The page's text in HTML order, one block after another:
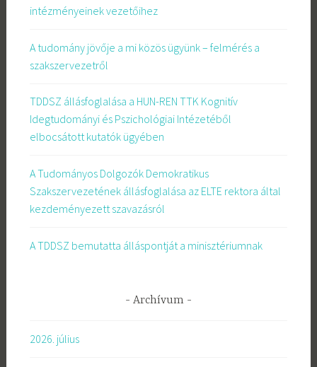
intézményeinek vezetőihez
A tudomány jövője a mi közös ügyünk – felmérés a
szakszervezetről
TDDSZ állásfoglalása a HUN-REN TTK Kognitív
Idegtudományi és Pszichológiai Intézetéből
elbocsátott kutatók ügyében
A Tudományos Dolgozók Demokratikus
Szakszervezetének állásfoglalása az ELTE rektora által
kezdeményezett szavazásról
A TDDSZ bemutatta álláspontját a minisztériumnak
Archívum
2026. július